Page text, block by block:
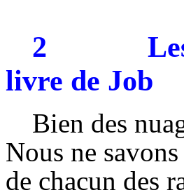
2
livre de Job
Bien des
Nous ne
de chacun des